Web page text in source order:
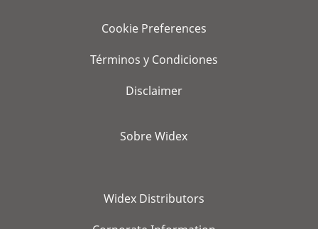
Cookie Preferences
Términos y Condiciones
Disclaimer
Sobre Widex
Widex Distributors